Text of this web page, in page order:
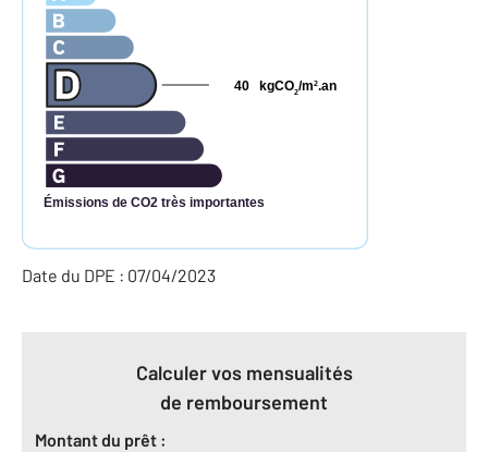
Émissions de CO2 très importantes
kgCO2/m2.an
40
Date du DPE : 07/04/2023
Calculer vos mensualités
de remboursement
Montant du prêt :